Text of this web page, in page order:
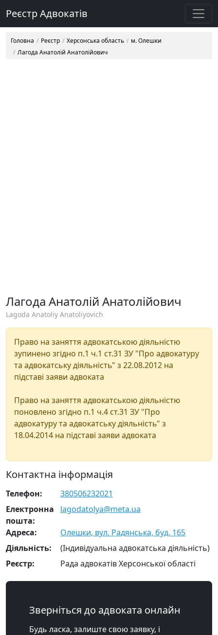
Реєстр Адвокатів
Головна Реєстр Херсонська область
м. Олешки
Лагода Анатолій Анатолійович
Лагода Анатолій Анатолійович
Lagoda Anatoliy Anatoliyovich
Право на заняття адвокатською діяльністю
зупинено згідно п.1 ч.1 ст.31 ЗУ "Про адвокатуру
та адвокатську діяльність" з 22.08.2012 на
підставі заяви адвоката
Право на заняття адвокатською діяльністю
поновлено згідно п.1 ч.4 ст.31 ЗУ "Про
адвокатуру та адвокатську діяльність" з
18.04.2014 на підставі заяви адвоката
Контактна інформація
Телефон:
380506232021
Електронна
пошта:
lagodatolya@meta.ua
Адреса:
Олешки, вул. Радянська, буд. 165
Діяльність:
(Індивідуальна адвокатська діяльність)
Реєстр:
Рада адвокатів Херсонської області
Зверніться до адвоката онлайн
Будь ласка, залиште свою заявку, і